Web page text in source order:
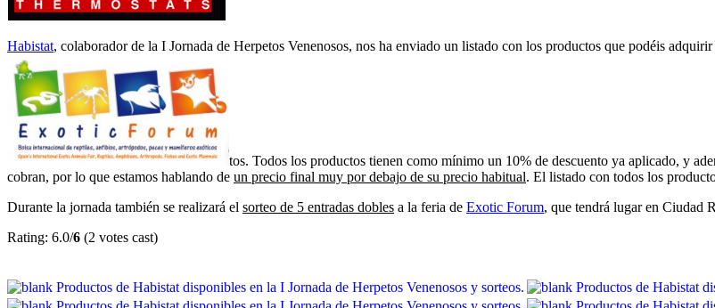
Habistat, colaborador de la I Jornada de Herpetos Venenosos, nos ha enviado un listado con los productos que podéis
tos. Todos los productos tienen como mínimo un 10% de descuento ya aplicado, y
cobran, por lo que estamos hablando de un precio final muy por debajo de su precio habitual. El listado con todos los
Durante la jornada también se realizará el sorteo de 5 entradas dobles a la feria de Exotic Forum, que tendrá lugar en Ciudad
Rating: 6.0/6 (2 votes cast)